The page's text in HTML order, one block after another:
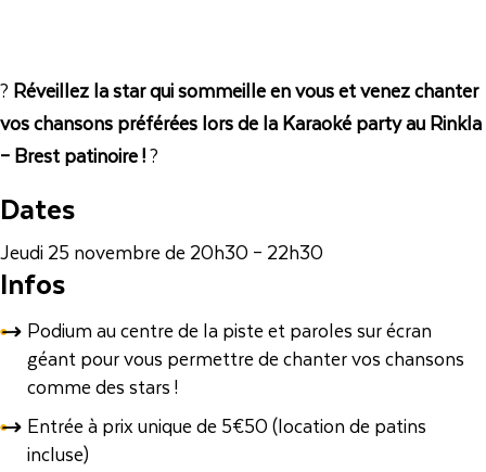
? Réveillez la star qui sommeille en vous et venez chanter
vos chansons préférées lors de la Karaoké party au Rinkla
– Brest patinoire !?
Dates
Jeudi 25 novembre de 20h30 – 22h30
Infos
Podium au centre de la piste et paroles sur écran
géant pour vous permettre de chanter vos chansons
comme des stars !
Entrée à prix unique de 5€50 (location de patins
incluse)